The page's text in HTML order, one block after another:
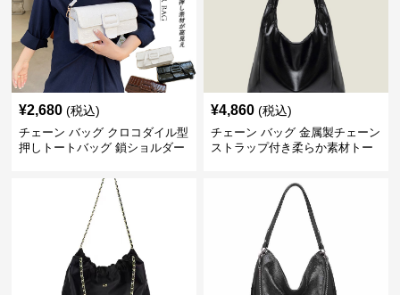
¥2,680 (税込)
チェーン バッグ クロコダイル型
押しトートバッグ 鎖ショルダー
¥4,860 (税込)
チェーン バッグ 金属製チェーン
ストラップ付き柔らか素材トー